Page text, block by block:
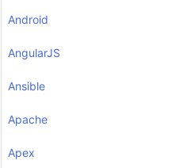
Android
AngularJS
Ansible
Apache
Apex